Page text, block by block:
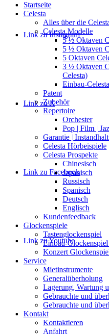
Link zu Instagram
Link zu X
Link zu Facebook
Link zu Youtube
Startseite
Celesta
Alles über die
Celesta Modelle
5 ½ Oktaven
5 ½ Oktaven
5 Oktaven
3 ½ Oktaven
Celesta)
Einbau-
Patent
Zubehör
Repertoire
Orchester
Pop | Film |
Garantie |
Celesta Hörbeispiele
Celesta Prospekte
Chinesisch
Japanisch
Russisch
Spanisch
Deutsch
Englisch
Kundenfeedback
Glockenspiele
Tastenglockenspiel
Einbau-
Konzert
Service
Mietinstrumente
Generalüberholung
Lagerung, Wartung
Gebrauchte und
Gebrauchte und
Kontakt
Kontaktieren
Anfahrt